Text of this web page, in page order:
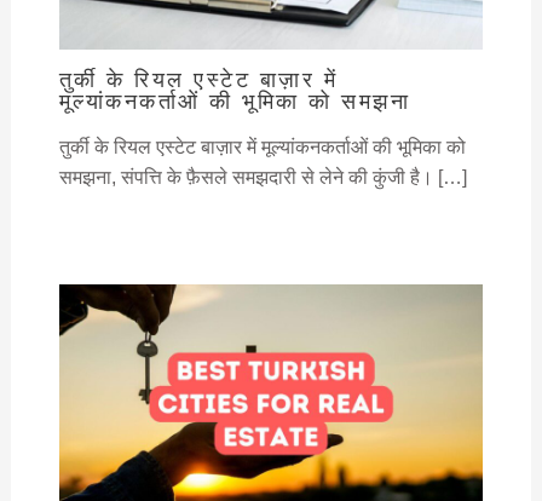
तुर्की के रियल एस्टेट बाज़ार में
मूल्यांकनकर्ताओं की भूमिका को समझना
तुर्की के रियल एस्टेट बाज़ार में मूल्यांकनकर्ताओं की भूमिका को
समझना, संपत्ति के फ़ैसले समझदारी से लेने की कुंजी है। […]